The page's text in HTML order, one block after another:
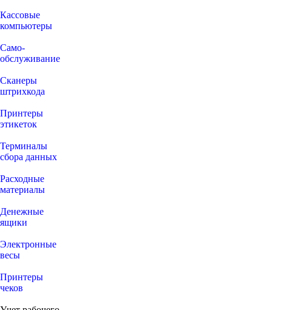
Кассовые
компьютеры
Само-
обслуживание
Сканеры
штрихкода
Принтеры
этикеток
Терминалы
сбора данных
Расходные
материалы
Денежные
ящики
Электронные
весы
Принтеры
чеков